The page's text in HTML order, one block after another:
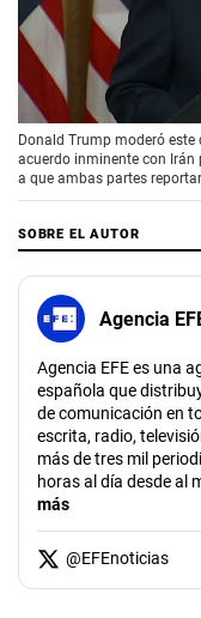
00:00
Donald Trump moderó
acuerdo inminente con Irán
a que ambas partes
SOBRE EL AUTOR
Agencia
Agencia EFE es una
española que
de comunicación en
escrita, radio,
más de tres mil
horas al día desde al
más
@EFEnoticias